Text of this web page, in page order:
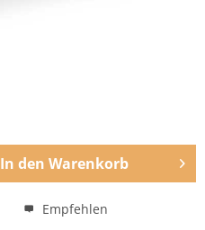
In den Warenkorb
Empfehlen